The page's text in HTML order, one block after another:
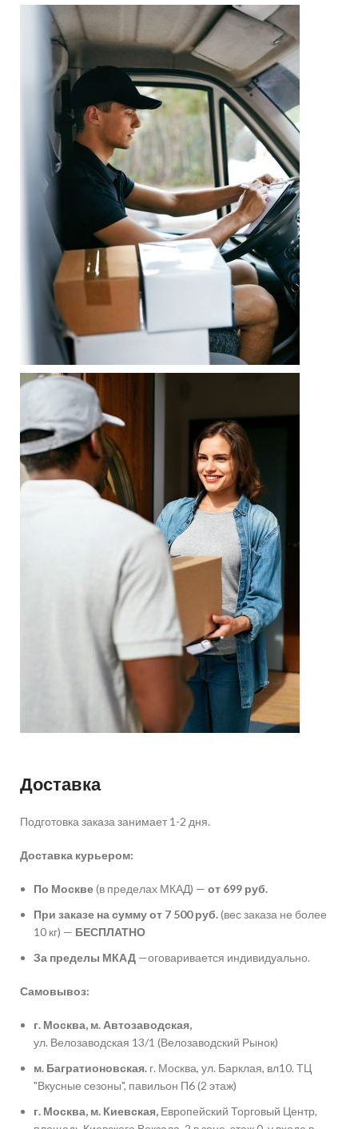
Доставка
Подготовка заказа занимает 1-2 дня.
Доставка курьером:
По Москве(в пределах МКАД) — от 699 руб.
При заказе на сумму от 7 500 руб.(вес заказа не более
10 кг) — БЕСПЛАТНО
За пределы МКАД —оговаривается индивидуально.
Самовывоз:
г. Москва, м. Автозаводская,
ул. Велозаводская 13/1 (Велозаводский Рынок)
м. Багратионовская. г. Москва, ул. Барклая, вл10. ТЦ
"Вкусные сезоны", павильон П6 (2 этаж)
г. Москва, м. Киевская, Европейский Торговый Центр,